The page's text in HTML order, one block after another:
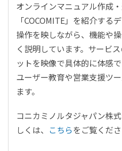
オンラインマニュアル作成
「COCOMITE」を紹介する
操作を映しながら、機能や
く説明しています。サービ
ットを映像で具体的に体感
ユーザー教育や営業支援ツ
ます。
コニカミノルタジャパン株
しくは、 こちらをご覧くださ